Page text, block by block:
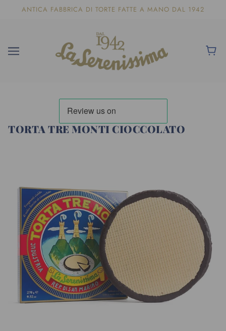
ANTICA FABBRICA DI TORTE FATTE A MANO DAL 1942
TORTA TRE MONTI CIOCCOLATO